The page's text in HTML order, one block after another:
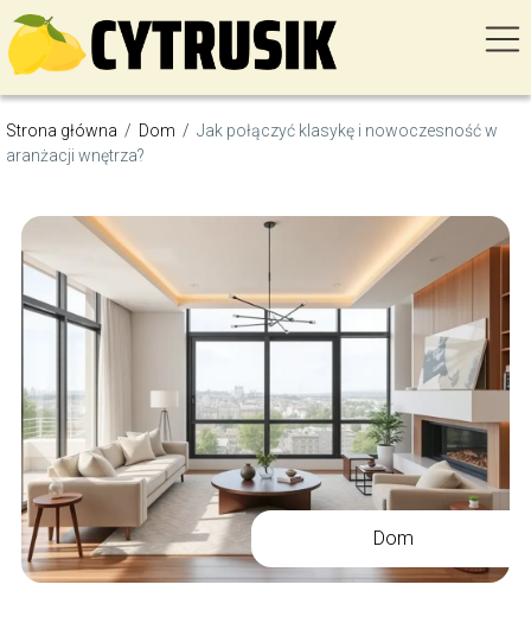
Strona główna / Dom / Jak połączyć klasykę i nowoczesność w
aranżacji wnętrza?
Dom